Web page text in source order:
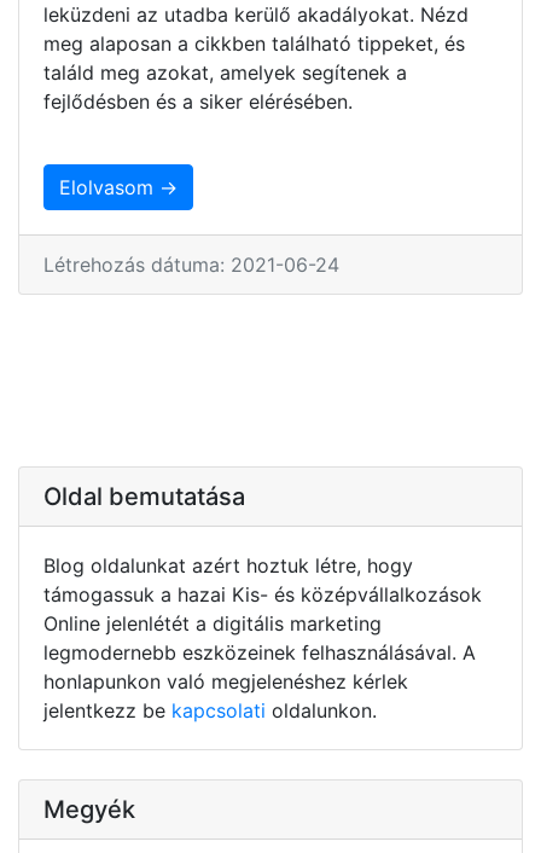
leküzdeni az utadba kerülő akadályokat. Nézd
meg alaposan a cikkben található tippeket, és
találd meg azokat, amelyek segítenek a
fejlődésben és a siker elérésében.
Elolvasom →
Létrehozás dátuma: 2021-06-24
Oldal bemutatása
Blog oldalunkat azért hoztuk létre, hogy
támogassuk a hazai Kis- és középvállalkozások
Online jelenlétét a digitális marketing
legmodernebb eszközeinek felhasználásával. A
honlapunkon való megjelenéshez kérlek
jelentkezz be kapcsolati oldalunkon.
Megyék